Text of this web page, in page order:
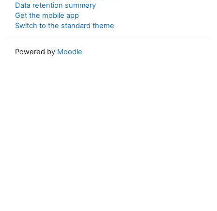
Data retention summary
Get the mobile app
Switch to the standard theme
Powered by Moodle